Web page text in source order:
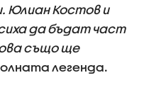
Юлиан Костов и
да бъдат част
също ще
легенда.